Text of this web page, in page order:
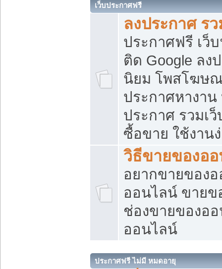
เว็บประกาศฟรี
ลงประกาศ ร
ประกาศฟรี เว็
ติด Google ลง
นิยม โพสโฆษ
ประกาศหางาน
ประกาศ รวมเ
ซื้อขาย ใช้งาน
วิธีขายของอ
อยากขายของ
ออนไลน์ ขายข
ช่องขายของอ
ออนไลน์
ประกาศฟรี ไม่มี หมดอายุ